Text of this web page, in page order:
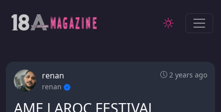
renan
2 years ago
renan
AME LAROC FESTIVAL